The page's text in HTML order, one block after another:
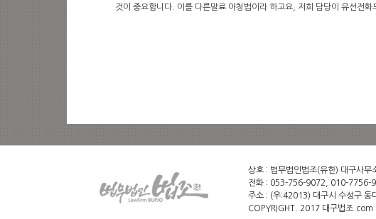
것이 중요합니다. 이를 다른말료 아청법이라 하고요, 저희 담당이 유선전화
상호 : 법무법인법조(유한) 대구사
전화 : 053-756-9072, 010-7756-
주소 : (우:42013) 대구시 수성구
COPYRIGHT. 2017 대구법조.com